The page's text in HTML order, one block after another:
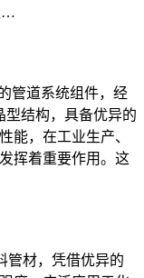
…
管道系统组件，经
型结构，具备优异的
能，在工业生产、
挥着重要作用。这
管材，凭借优异的